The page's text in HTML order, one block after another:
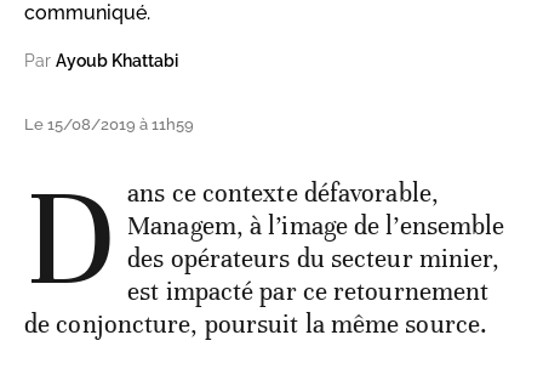
communiqué.
Par Ayoub Khattabi
Le 15/08/2019 à 11h59
D ans ce contexte défavorable,
Managem, à l’image de l’ensemble
des opérateurs du secteur minier,
est impacté par ce retournement
de conjoncture, poursuit la même source.